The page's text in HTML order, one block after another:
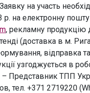
на участь
р. на електронну пошту
, рекламну продукцію
(доставка в м.
відправка
узгоджується в
– Представник ТПП
тел. +371 2719220